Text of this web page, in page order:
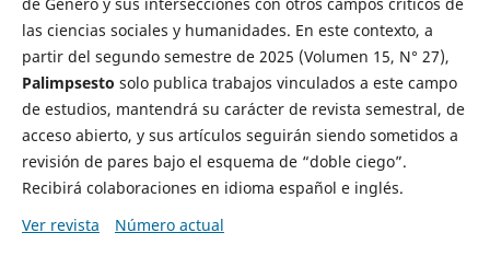
las ciencias sociales y humanidades. En este contexto, a
partir del segundo semestre de 2025 (Volumen 15, N° 27),
Palimpsesto solo publica trabajos vinculados a este campo
de estudios, mantendrá su carácter de revista semestral, de
acceso abierto, y sus artículos seguirán siendo sometidos a
revisión de pares bajo el esquema de “doble ciego”.
Recibirá colaboraciones en idioma español e inglés.
Ver revista
Número actual